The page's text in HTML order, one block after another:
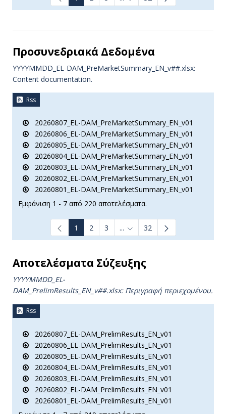
Προσυνεδριακά Δεδομένα
YYYYMMDD_EL-DAM_PreMarketSummary_EN_v##.xlsx:
Content documentation.
Rss
20260807_EL-DAM_PreMarketSummary_EN_v01
20260806_EL-DAM_PreMarketSummary_EN_v01
20260805_EL-DAM_PreMarketSummary_EN_v01
20260804_EL-DAM_PreMarketSummary_EN_v01
20260803_EL-DAM_PreMarketSummary_EN_v01
20260802_EL-DAM_PreMarketSummary_EN_v01
20260801_EL-DAM_PreMarketSummary_EN_v01
Εμφάνιση 1 - 7 από 220 αποτελέσματα.
1 2 3 ... Ενδιάμεσες σελίδες Use
32
Αποτελέσματα Σύζευξης
YYYYMMDD_EL-
DAM_PrelimResults_ΕΝ_v##.xlsx: Περιγραφή περιεχομένου.
Rss
20260807_EL-DAM_PrelimResults_EN_v01
20260806_EL-DAM_PrelimResults_EN_v01
20260805_EL-DAM_PrelimResults_EN_v01
20260804_EL-DAM_PrelimResults_EN_v01
20260803_EL-DAM_PrelimResults_EN_v01
20260802_EL-DAM_PrelimResults_EN_v01
20260801_EL-DAM_PrelimResults_EN_v01